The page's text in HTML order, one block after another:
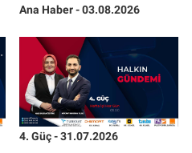
Ana Haber - 03.08.2026
4. Güç - 31.07.2026